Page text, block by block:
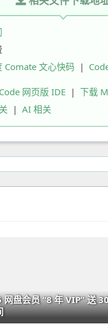
Comate 文心快码 |
网页版 IDE | 下载
| AI 相关
网盘会员 “8 年 VIP” 送